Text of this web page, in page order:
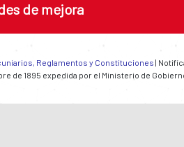
de mejora
Reglamentos y Constituciones |
de 1895 expedida por el Ministerio de